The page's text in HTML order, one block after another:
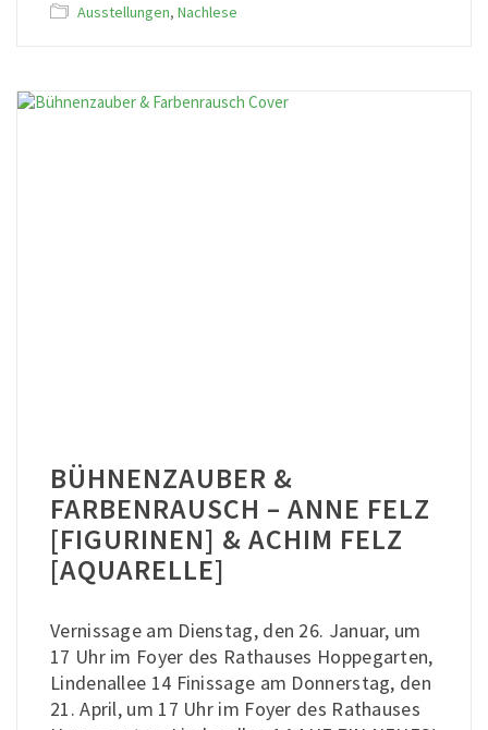
Ausstellungen, Nachlese
BÜHNENZAUBER &
FARBENRAUSCH – ANNE FELZ
[FIGURINEN] & ACHIM FELZ
[AQUARELLE]
Vernissage am Dienstag, den 26. Januar, um
17 Uhr im Foyer des Rathauses Hoppegarten,
Lindenallee 14 Finissage am Donnerstag, den
21. April, um 17 Uhr im Foyer des Rathauses